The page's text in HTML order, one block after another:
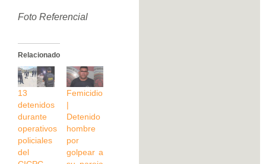
Foto Referencial
Relacionado
13
detenidos
durante
operativos
policiales
del
Femicidio
|
Detenido
hombre
por
golpear a